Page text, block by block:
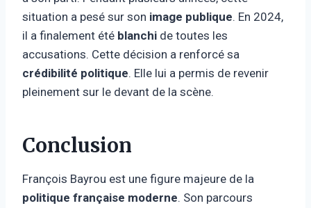
situation a pesé sur son image publique. En 2024,
il a finalement été blanchi de toutes les
accusations. Cette décision a renforcé sa
crédibilité politique. Elle lui a permis de revenir
pleinement sur le devant de la scène.
Conclusion
François Bayrou est une figure majeure de la
politique française moderne. Son parcours